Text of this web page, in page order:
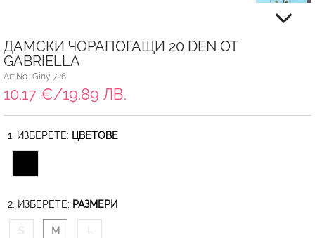
ДАМСКИ ЧОРАПОГАЩИ 20 DEN ОТ
GABRIELLA
Art.No.: Giny 726
10.17 €/19.89 ЛВ.
1. ИЗБЕРЕТЕ: ЦВЕТОВЕ
2. ИЗБЕРЕТЕ: РАЗМЕРИ
S M L